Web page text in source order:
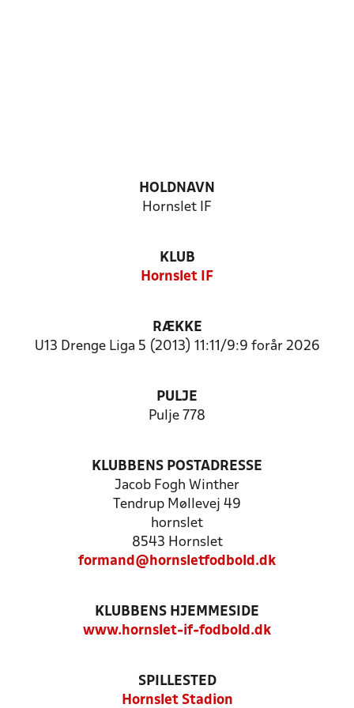
HOLDNAVN
Hornslet IF
KLUB
Hornslet IF
RÆKKE
U13 Drenge Liga 5 (2013) 11:11/9:9 forår 2026
PULJE
Pulje 778
KLUBBENS POSTADRESSE
Jacob Fogh Winther
Tendrup Møllevej 49
hornslet
8543 Hornslet
formand@hornsletfodbold.dk
KLUBBENS HJEMMESIDE
www.hornslet-if-fodbold.dk
SPILLESTED
Hornslet Stadion